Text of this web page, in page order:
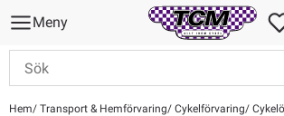
Meny
Hem Transport & Hemförvaring Cykelförvaring